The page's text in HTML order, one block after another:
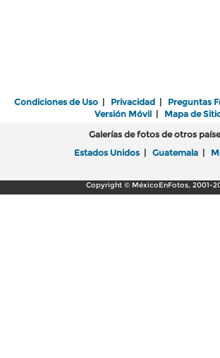
Condiciones de Uso | Privacidad | Preguntas
Versión Móvil| Mapa de
Galerías de fotos de otros
Estados Unidos | Guatemala |
Copyright © MéxicoEnFotos, 2001-